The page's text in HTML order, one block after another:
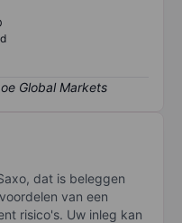
dat is beleggen
van een
risico's. Uw inleg kan